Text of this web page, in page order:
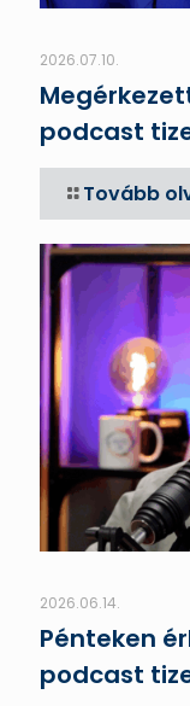
2026.07.10.
podcast
Tovább
2026.06.14.
Pénteken
podcast